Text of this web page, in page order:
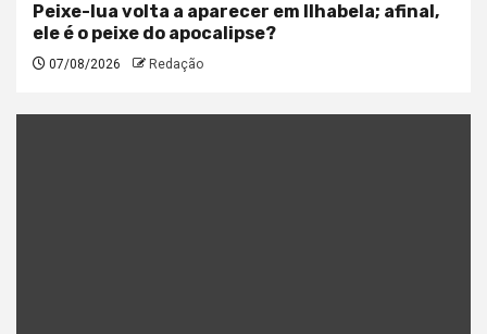
Peixe-lua volta a aparecer em Ilhabela; afinal,
ele é o peixe do apocalipse?
07/08/2026 Redação